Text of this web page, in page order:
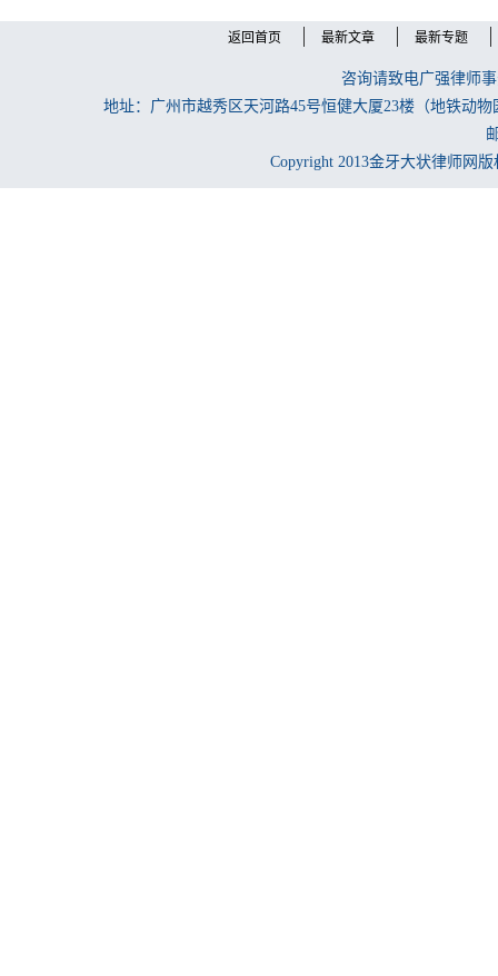
返回首页 最新文章 最新专题
咨询请致电广强律师
地址：广州市越秀区天河路45号恒健大厦23楼（地铁动
Copyright 2013金牙大状律师网